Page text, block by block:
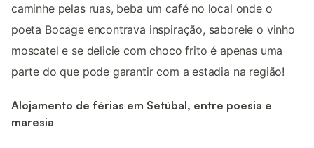
caminhe pelas ruas, beba um café no local onde o
poeta Bocage encontrava inspiração, saboreie o vinho
moscatel e se delicie com choco frito é apenas uma
parte do que pode garantir com a estadia na região!
Alojamento de férias em Setúbal, entre poesia e
maresia